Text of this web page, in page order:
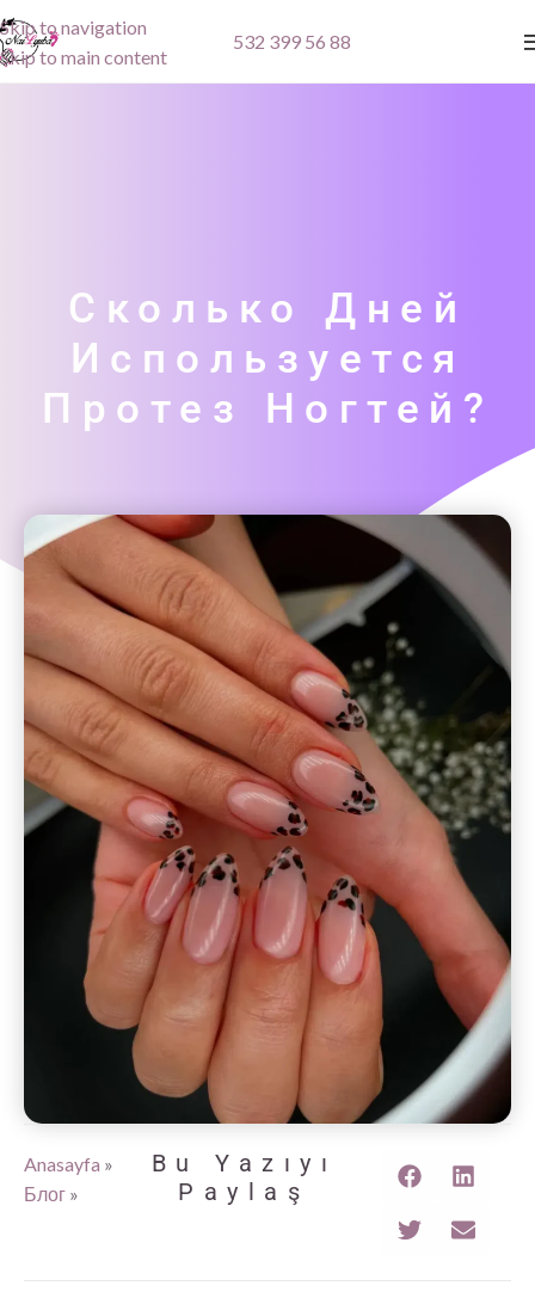
Skip to navigation
Skip to main content
532 399 56 88
Сколько Дней
Используется
Протез Ногтей?
Anasayfa »
Блог »
Bu Yazıyı
Paylaş